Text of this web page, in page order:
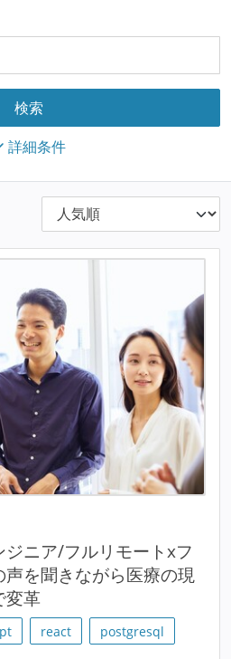
詳細条件
ニア/フルリモートxフ
声を聞きながら医療の現
変革
react
postgresql